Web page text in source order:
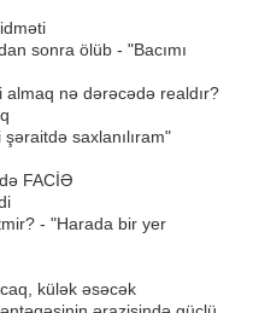
sonra ölüb - "Bacımı
nə dərəcədə realdır?
saxlanılıram"
FACİƏ
- "Harada bir yer
külək əsəcək